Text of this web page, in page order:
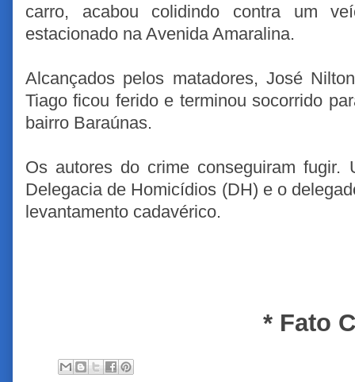
carro, acabou colidindo contra um
estacionado na Avenida Amaralina.
Alcançados pelos matadores, José
Tiago ficou ferido e terminou socorrido
bairro Baraúnas.
Os autores do crime conseguiram
Delegacia de Homicídios (DH) e o
levantamento cadavérico.
* Fato